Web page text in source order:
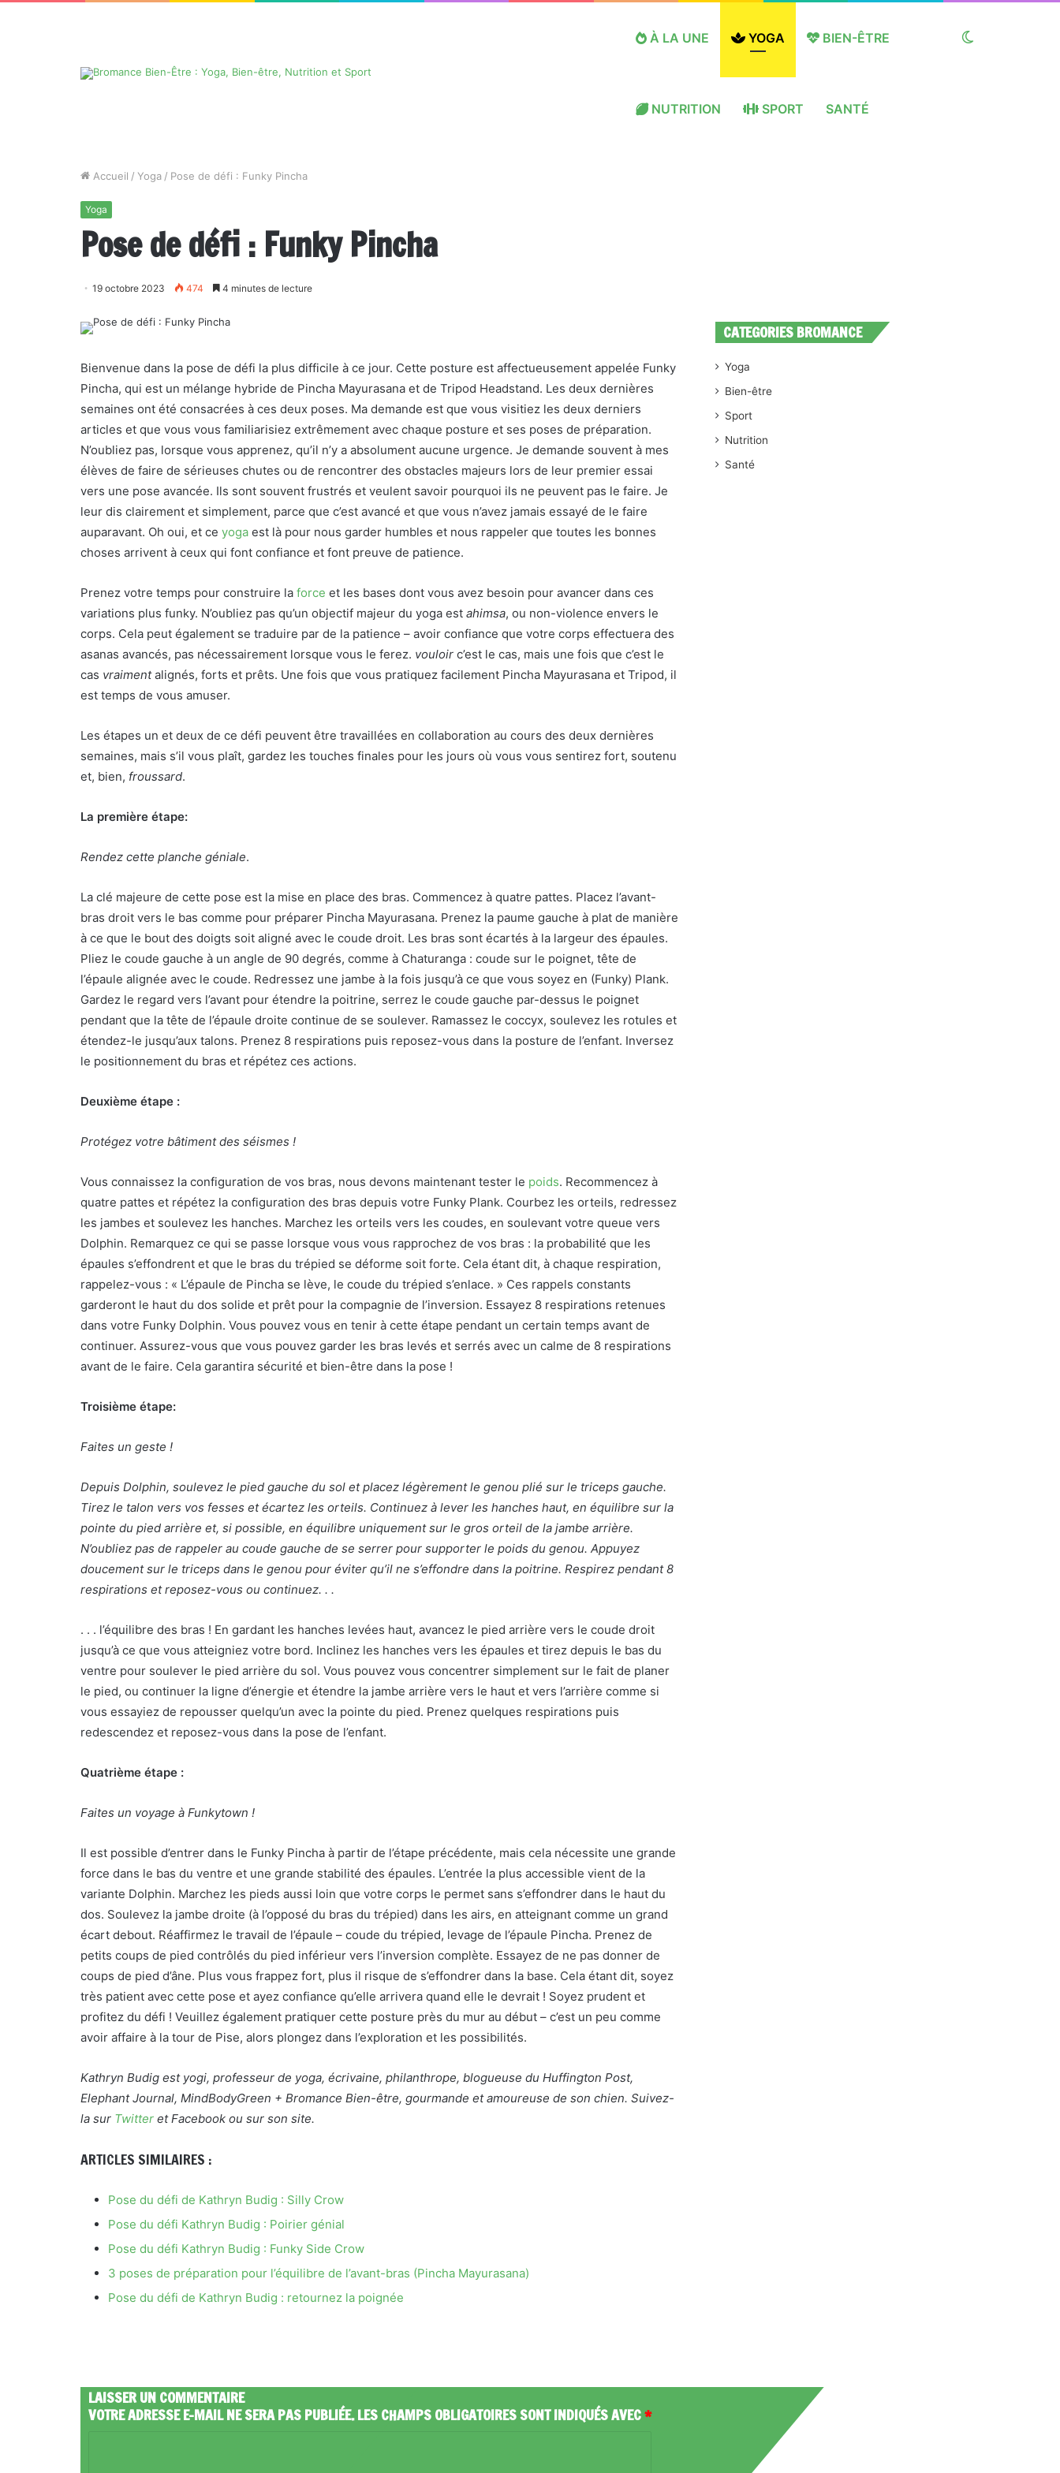
À LA UNE YOGA BIEN-ÊTRE
NUTRITION SPORT SANTÉ
Accueil / Yoga / Pose de défi : Funky Pincha
Yoga
Pose de défi : Funky Pincha
19 octobre 2023 474 4 minutes de lecture
Bienvenue dans la pose de défi la plus difficile à ce jour. Cette posture est affectueusement appelée Funky
Pincha, qui est un mélange hybride de Pincha Mayurasana et de Tripod Headstand. Les deux dernières
semaines ont été consacrées à ces deux poses. Ma demande est que vous visitiez les deux derniers
articles et que vous vous familiarisiez extrêmement avec chaque posture et ses poses de préparation.
N’oubliez pas, lorsque vous apprenez, qu’il n’y a absolument aucune urgence. Je demande souvent à mes
élèves de faire de sérieuses chutes ou de rencontrer des obstacles majeurs lors de leur premier essai
vers une pose avancée. Ils sont souvent frustrés et veulent savoir pourquoi ils ne peuvent pas le faire. Je
leur dis clairement et simplement, parce que c’est avancé et que vous n’avez jamais essayé de le faire
auparavant. Oh oui, et ce yoga est là pour nous garder humbles et nous rappeler que toutes les bonnes
choses arrivent à ceux qui font confiance et font preuve de patience.
Prenez votre temps pour construire la force et les bases dont vous avez besoin pour avancer dans ces
variations plus funky. N’oubliez pas qu’un objectif majeur du yoga est ahimsa, ou non-violence envers le
corps. Cela peut également se traduire par de la patience – avoir confiance que votre corps effectuera des
asanas avancés, pas nécessairement lorsque vous le ferez. vouloir c’est le cas, mais une fois que c’est le
cas vraimentalignés, forts et prêts. Une fois que vous pratiquez facilement Pincha Mayurasana et Tripod, il
est temps de vous amuser.
Les étapes un et deux de ce défi peuvent être travaillées en collaboration au cours des deux dernières
semaines, mais s’il vous plaît, gardez les touches finales pour les jours où vous vous sentirez fort, soutenu
et, bien, froussard.
La première étape:
Rendez cette planche géniale.
La clé majeure de cette pose est la mise en place des bras. Commencez à quatre pattes. Placez l’avant-
bras droit vers le bas comme pour préparer Pincha Mayurasana. Prenez la paume gauche à plat de manière
à ce que le bout des doigts soit aligné avec le coude droit. Les bras sont écartés à la largeur des épaules.
Pliez le coude gauche à un angle de 90 degrés, comme à Chaturanga : coude sur le poignet, tête de
l’épaule alignée avec le coude. Redressez une jambe à la fois jusqu’à ce que vous soyez en (Funky) Plank.
Gardez le regard vers l’avant pour étendre la poitrine, serrez le coude gauche par-dessus le poignet
pendant que la tête de l’épaule droite continue de se soulever. Ramassez le coccyx, soulevez les rotules et
étendez-le jusqu’aux talons. Prenez 8 respirations puis reposez-vous dans la posture de l’enfant. Inversez
le positionnement du bras et répétez ces actions.
Deuxième étape :
Protégez votre bâtiment des séismes !
Vous connaissez la configuration de vos bras, nous devons maintenant tester le poids. Recommencez à
quatre pattes et répétez la configuration des bras depuis votre Funky Plank. Courbez les orteils, redressez
les jambes et soulevez les hanches. Marchez les orteils vers les coudes, en soulevant votre queue vers
Dolphin. Remarquez ce qui se passe lorsque vous vous rapprochez de vos bras : la probabilité que les
épaules s’effondrent et que le bras du trépied se déforme soit forte. Cela étant dit, à chaque respiration,
rappelez-vous : « L’épaule de Pincha se lève, le coude du trépied s’enlace. » Ces rappels constants
garderont le haut du dos solide et prêt pour la compagnie de l’inversion. Essayez 8 respirations retenues
dans votre Funky Dolphin. Vous pouvez vous en tenir à cette étape pendant un certain temps avant de
continuer. Assurez-vous que vous pouvez garder les bras levés et serrés avec un calme de 8 respirations
avant de le faire. Cela garantira sécurité et bien-être dans la pose !
Troisième étape:
Faites un geste !
Depuis Dolphin, soulevez le pied gauche du sol et placez légèrement le genou plié sur le triceps gauche.
Tirez le talon vers vos fesses et écartez les orteils. Continuez à lever les hanches haut, en équilibre sur la
pointe du pied arrière et, si possible, en équilibre uniquement sur le gros orteil de la jambe arrière.
N’oubliez pas de rappeler au coude gauche de se serrer pour supporter le poids du genou. Appuyez
doucement sur le triceps dans le genou pour éviter qu’il ne s’effondre dans la poitrine. Respirez pendant 8
respirations et reposez-vous ou continuez. . .
. . . l’équilibre des bras ! En gardant les hanches levées haut, avancez le pied arrière vers le coude droit
jusqu’à ce que vous atteigniez votre bord. Inclinez les hanches vers les épaules et tirez depuis le bas du
ventre pour soulever le pied arrière du sol. Vous pouvez vous concentrer simplement sur le fait de planer
le pied, ou continuer la ligne d’énergie et étendre la jambe arrière vers le haut et vers l’arrière comme si
vous essayiez de repousser quelqu’un avec la pointe du pied. Prenez quelques respirations puis
redescendez et reposez-vous dans la pose de l’enfant.
Quatrième étape :
Faites un voyage à Funkytown !
Il est possible d’entrer dans le Funky Pincha à partir de l’étape précédente, mais cela nécessite une grande
force dans le bas du ventre et une grande stabilité des épaules. L’entrée la plus accessible vient de la
variante Dolphin. Marchez les pieds aussi loin que votre corps le permet sans s’effondrer dans le haut du
dos. Soulevez la jambe droite (à l’opposé du bras du trépied) dans les airs, en atteignant comme un grand
écart debout. Réaffirmez le travail de l’épaule – coude du trépied, levage de l’épaule Pincha. Prenez de
petits coups de pied contrôlés du pied inférieur vers l’inversion complète. Essayez de ne pas donner de
coups de pied d’âne. Plus vous frappez fort, plus il risque de s’effondrer dans la base. Cela étant dit, soyez
très patient avec cette pose et ayez confiance qu’elle arrivera quand elle le devrait ! Soyez prudent et
profitez du défi ! Veuillez également pratiquer cette posture près du mur au début – c’est un peu comme
avoir affaire à la tour de Pise, alors plongez dans l’exploration et les possibilités.
Kathryn Budig est yogi, professeur de yoga, écrivaine, philanthrope, blogueuse du Huffington Post,
Elephant Journal, MindBodyGreen + Bromance Bien-être, gourmande et amoureuse de son chien. Suivez-
la sur Twitter et Facebook ou sur son site.
ARTICLES SIMILAIRES :
Pose du défi de Kathryn Budig : Silly Crow
Pose du défi Kathryn Budig : Poirier génial
Pose du défi Kathryn Budig : Funky Side Crow
3 poses de préparation pour l’équilibre de l’avant-bras (Pincha Mayurasana)
Pose du défi de Kathryn Budig : retournez la poignée
LAISSER UN COMMENTAIRE
VOTRE ADRESSE E-MAIL NE SERA PAS PUBLIÉE.LES CHAMPS OBLIGATOIRES SONT INDIQUÉS AVEC*
CATEGORIES BROMANCE
Yoga
Bien-être
Sport
Nutrition
Santé